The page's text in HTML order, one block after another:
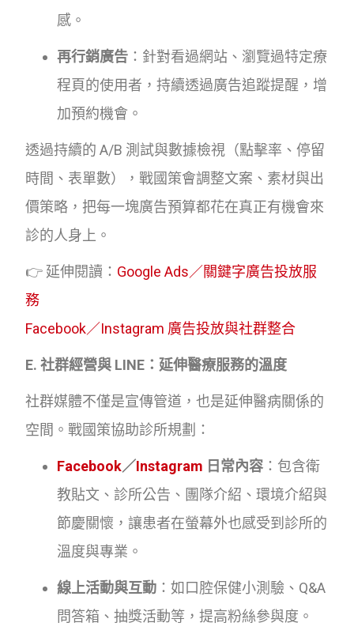
感。
再行銷廣告 ：針對看過網站、瀏覽過特定療
程頁的使用者，持續透過廣告追蹤提醒，增
加預約機會。
透過持續的 A/B 測試與數據檢視（點擊率、停留
時間、表單數），戰國策會調整文案、素材與出
價策略，把每一塊廣告預算都花在真正有機會來
診的人身上。
👉 延伸閱讀： Google Ads／關鍵字廣告投放服
務
Facebook／Instagram 廣告投放與社群整合
E. 社群經營與 LINE：延伸醫療服務的溫度
社群媒體不僅是宣傳管道，也是延伸醫病關係的
空間。戰國策協助診所規劃：
Facebook／Instagram 日常內容 ：包含衛
教貼文、診所公告、團隊介紹、環境介紹與
節慶關懷，讓患者在螢幕外也感受到診所的
溫度與專業。
線上活動與互動 ：如口腔保健小測驗、Q&A
問答箱、抽獎活動等，提高粉絲參與度。